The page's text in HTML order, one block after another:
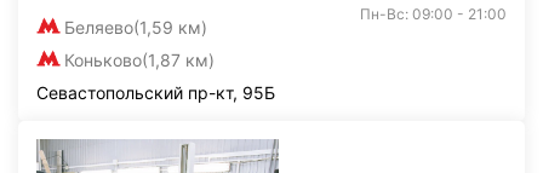
Беляево(1,59 км)
Коньково(1,87 км)
Пн-Вс: 09:00 - 21:00
Севастопольский пр-кт, 95Б